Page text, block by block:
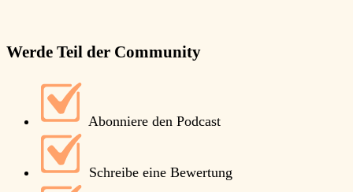
Werde Teil der Community
Abonniere den Podcast
Schreibe eine Bewertung